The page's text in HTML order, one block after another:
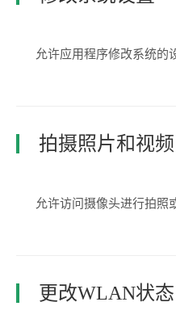
允许应用程序修改系统的
拍摄照片和视频
允许访问摄像头进行拍照
更改WLAN状态